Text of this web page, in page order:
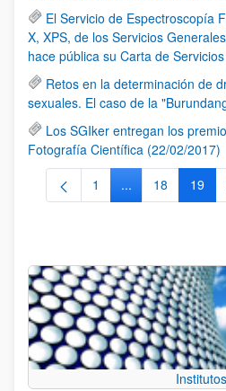
El Servicio de Espectroscopía
X, XPS, de los Servicios
hace pública su Carta de
Retos en la determinación de
sexuales. El caso de la
Los SGIker entregan los
Fotografía Científica (22/02/2017)
Página
1 ...PáginasPágina
18 19
Institutos